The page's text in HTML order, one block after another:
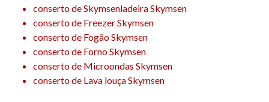
conserto de Skymsenladeira Skymsen
conserto de Freezer Skymsen
conserto de Fogão Skymsen
conserto de Forno Skymsen
conserto de Microondas Skymsen
conserto de Lava louça Skymsen